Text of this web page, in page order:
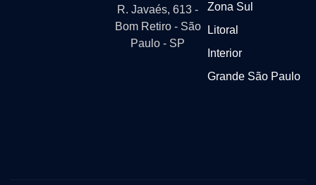
R. Javaés, 613 -
Bom Retiro - São
Paulo - SP
Zona Sul
Litoral
Interior
Grande São Paulo